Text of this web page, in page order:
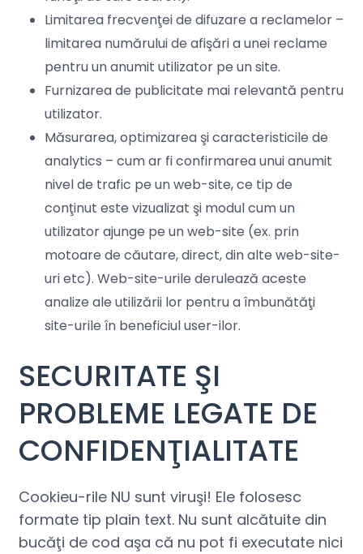
Limitarea frecvenţei de difuzare a reclamelor –
limitarea numărului de afişări a unei reclame
pentru un anumit utilizator pe un site.
Furnizarea de publicitate mai relevantă pentru
utilizator.
Măsurarea, optimizarea şi caracteristicile de
analytics – cum ar fi confirmarea unui anumit
nivel de trafic pe un web-site, ce tip de
conţinut este vizualizat şi modul cum un
utilizator ajunge pe un web-site (ex. prin
motoare de căutare, direct, din alte web-site-
uri etc). Web-site-urile derulează aceste
analize ale utilizării lor pentru a îmbunătăţi
site-urile în beneficiul user-ilor.
SECURITATE ŞI
PROBLEME LEGATE DE
CONFIDENŢIALITATE
Cookieu-rile NU sunt viruşi! Ele folosesc
formate tip plain text. Nu sunt alcătuite din
bucăţi de cod aşa că nu pot fi executate nici